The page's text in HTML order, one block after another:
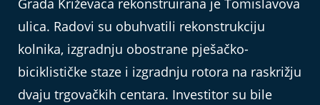
Grada Križevaca rekonstruirana je Tomislavova
ulica. Radovi su obuhvatili rekonstrukciju
kolnika, izgradnju obostrane pješačko-
biciklističke staze i izgradnju rotora na raskrižju
dvaju trgovačkih centara. Investitor su bile